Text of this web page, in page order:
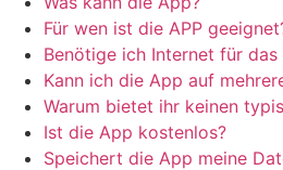
Für wen ist die APP
Benötige ich Internet für das
Kann ich die App auf
Warum bietet ihr keinen
Ist die App kostenlos?
Speichert die App meine